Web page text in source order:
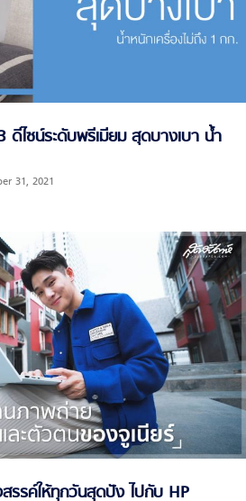
ไซน์ระดับพรีเมียม สุดบางเบา น้ำ
31, 2021
รรค์ให้ทุกวันสุดปัง ไปกับ HP